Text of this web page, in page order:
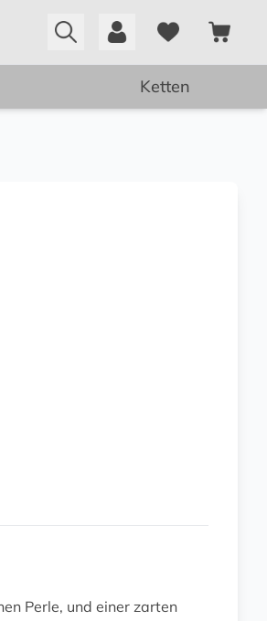
Ketten
Perle, und einer zarten